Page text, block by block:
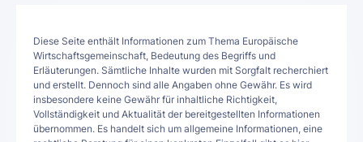
Diese Seite enthält Informationen zum Thema Europäische
Wirtschaftsgemeinschaft, Bedeutung des Begriffs und
Erläuterungen. Sämtliche Inhalte wurden mit Sorgfalt recherchiert
und erstellt. Dennoch sind alle Angaben ohne Gewähr. Es wird
insbesondere keine Gewähr für inhaltliche Richtigkeit,
Vollständigkeit und Aktualität der bereitgestellten Informationen
übernommen. Es handelt sich um allgemeine Informationen, eine